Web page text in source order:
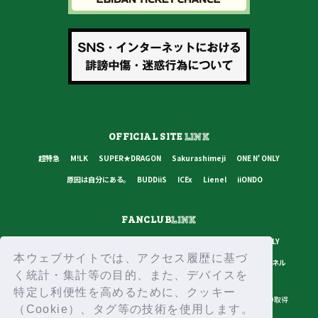
本ウェブサイトでは、アクセス履歴に基づ
く統計・集計等の目的、また、デバイスを
特定し利便性を高めるために、クッキー
（Cookie）、タグ等の技術を使用します。
OFFICIAL SITELINK
超特急 M!LK SUPER★DRAGON Sakurashimeji
ONE N' ONLY
原因は自分にある。
BUDDiiS ICEx Lienel iiONDO
FANCLUBLINK
ONE N' ONLY
原因は自分にある。
BUDDiiS ICEx Lienel スターダストチャンネル
プライバシーポリシー ご利用規約 推奨環境 ヘルプ・お問い合わせ
ID取得